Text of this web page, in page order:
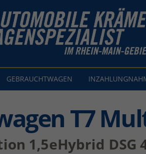
GEBRAUCHTWAGEN
T7
1,5eHybrid